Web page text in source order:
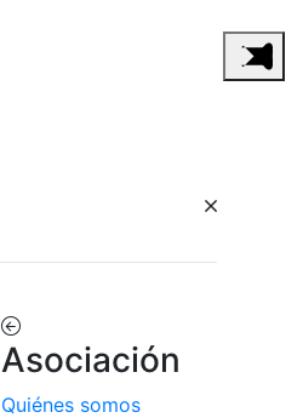
Asociación
Quiénes somos